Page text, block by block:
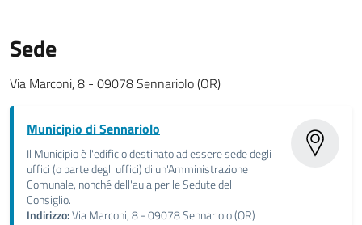
Sede
Via Marconi, 8 - 09078 Sennariolo (OR)
Municipio di Sennariolo
Il Municipio è l'edificio destinato ad essere sede degli
uffici (o parte degli uffici) di un'Amministrazione
Comunale, nonché dell'aula per le Sedute del
Consiglio.
Indirizzo:Via Marconi, 8 - 09078 Sennariolo (OR)